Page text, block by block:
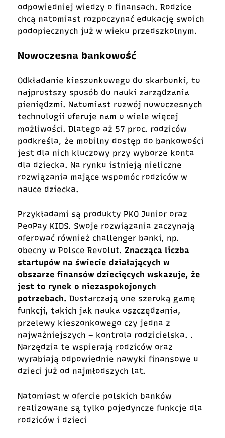
odpowiedniej wiedzy o finansach. Rodzice
chcą natomiast rozpoczynać edukację swoich
podopiecznych już w wieku przedszkolnym.
Nowoczesna bankowość
Odkładanie kieszonkowego do skarbonki, to
najprostszy sposób do nauki zarządzania
pieniędzmi. Natomiast rozwój nowoczesnych
technologii oferuje nam o wiele więcej
możliwości. Dlatego aż 57 proc. rodziców
podkreśla, że mobilny dostęp do bankowości
jest dla nich kluczowy przy wyborze konta
dla dziecka. Na rynku istnieją nieliczne
rozwiązania mające wspomóc rodziców w
nauce dziecka.
Przykładami są produkty PKO Junior oraz
PeoPay KIDS. Swoje rozwiązania zaczynają
oferować również challenger banki, np.
obecny w Polsce Revolut. Znacząca liczba
startupów na świecie działających w
obszarze finansów dziecięcych wskazuje, że
jest to rynek o niezaspokojonych
potrzebach. Dostarczają one szeroką gamę
funkcji, takich jak nauka oszczędzania,
przelewy kieszonkowego czy jedna z
najważniejszych – kontrola rodzicielska. .
Narzędzia te wspierają rodziców oraz
wyrabiają odpowiednie nawyki finansowe u
dzieci już od najmłodszych lat.
Natomiast w ofercie polskich banków
realizowane są tylko pojedyncze funkcje dla
rodziców i dzieci